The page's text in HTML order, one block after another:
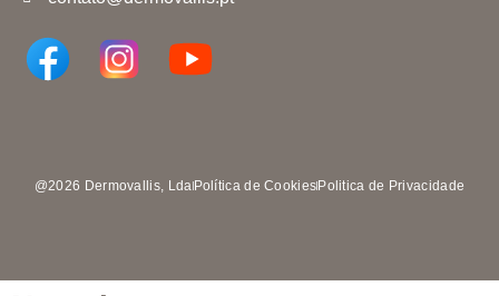
@2026 Dermovallis, LdaPolítica de CookiesPolitica de Privacidade